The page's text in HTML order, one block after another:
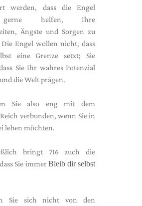
werden, dass die Engel
helfen, Ihre
Ängste und Sorgen zu
Die Engel wollen nicht, dass
eine Grenze setzt; Sie
Sie Ihr wahres Potenzial
die Welt prägen.
Sie also eng mit dem
verbunden, wenn Sie in
leben möchten.
bringt 716 auch die
Sie immerBleib dir selbst
Sie sich nicht von den